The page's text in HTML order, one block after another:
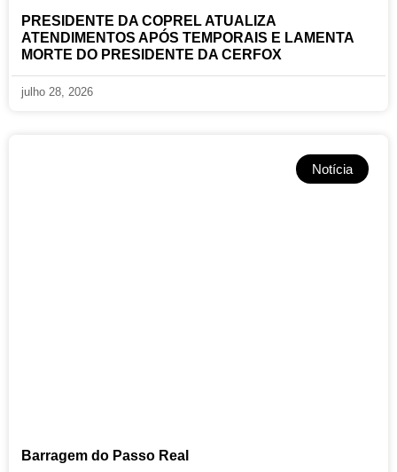
PRESIDENTE DA COPREL ATUALIZA
ATENDIMENTOS APÓS TEMPORAIS E LAMENTA
MORTE DO PRESIDENTE DA CERFOX
julho 28, 2026
Notícia
Barragem do Passo Real